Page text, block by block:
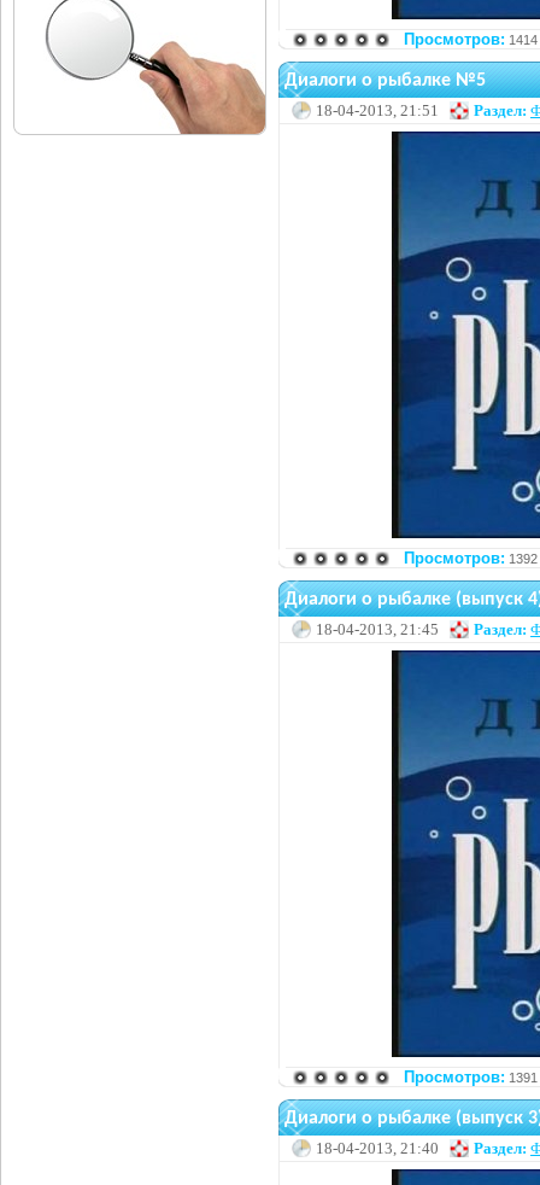
Просмотров:
Диалоги о рыбалке №5
18-04-2013, 21:51 Раздел:
Просмотров:
Диалоги о рыбалке (выпуск
18-04-2013, 21:45 Раздел:
Просмотров:
Диалоги о рыбалке (выпуск
18-04-2013, 21:40 Раздел: